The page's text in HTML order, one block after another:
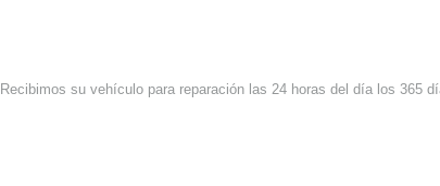
Recibimos su vehículo para reparación las 24 horas del día los 365